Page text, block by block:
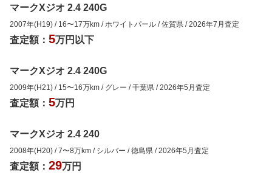
マークXジオ 2.4 240G
2007年(H19) / 16〜17万km / ホワイトパール /佐賀県 /2026年7月査定
査定額： 5万円以下
マークXジオ 2.4 240G
2009年(H21) / 15〜16万km / グレー /千葉県 /2026年5月査定
査定額： 5万円
マークXジオ 2.4 240
2008年(H20) /7〜8万km / シルバー /徳島県 /2026年5月査定
査定額： 29万円